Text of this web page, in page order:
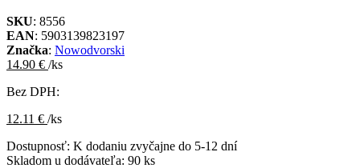
SKU: 8556
EAN: 5903139823197
Značka: Nowodvorski
14.90 € /ks
Bez DPH:
12.11 € /ks
Dostupnosť: K dodaniu zvyčajne do 5-12 dní
Skladom u dodávateľa: 90 ks